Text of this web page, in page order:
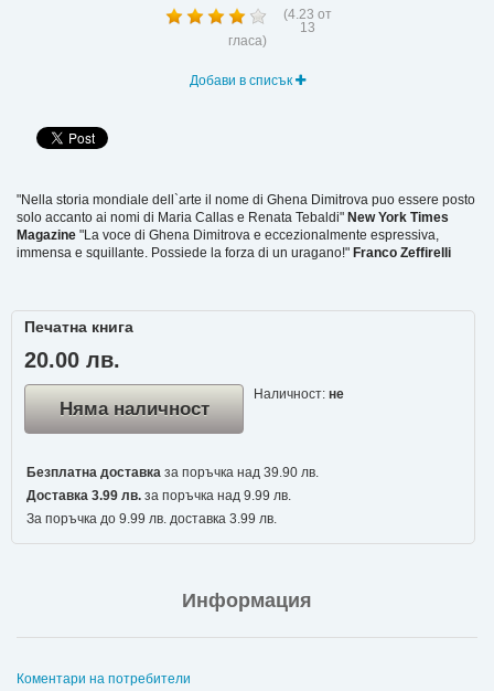
(4.23 от
13
гласа)
Добави в списък
"Nella storia mondiale dell`arte il nome di Ghena Dimitrova puo essere posto
solo accanto ai nomi di Maria Callas e Renata Tebaldi" New York Times
Magazine "La voce di Ghena Dimitrova e eccezionalmente espressiva,
immensa e squillante. Possiede la forza di un uragano!" Franco Zeffirelli
Печатна книга
20.00 лв.
Няма наличност
Наличност: не
Безплатна доставказа поръчка над 39.90 лв.
Доставка 3.99 лв.за поръчка над 9.99 лв.
За поръчка до 9.99 лв. доставка 3.99 лв.
Информация
Коментари на потребители